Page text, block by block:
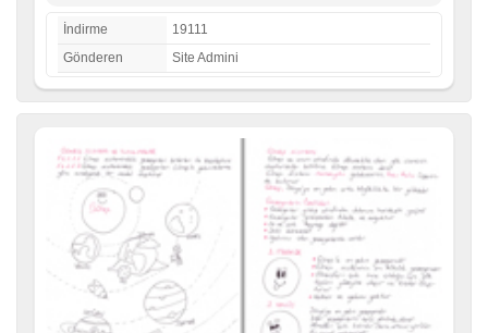
İndirme
19111
Gönderen
Site Admini